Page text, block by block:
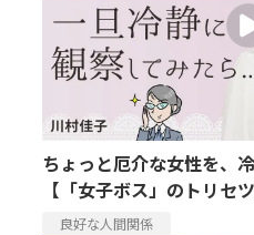
ちょっと厄介な女性を、
【「女子ボス」のトリセツ
良好な人間関係